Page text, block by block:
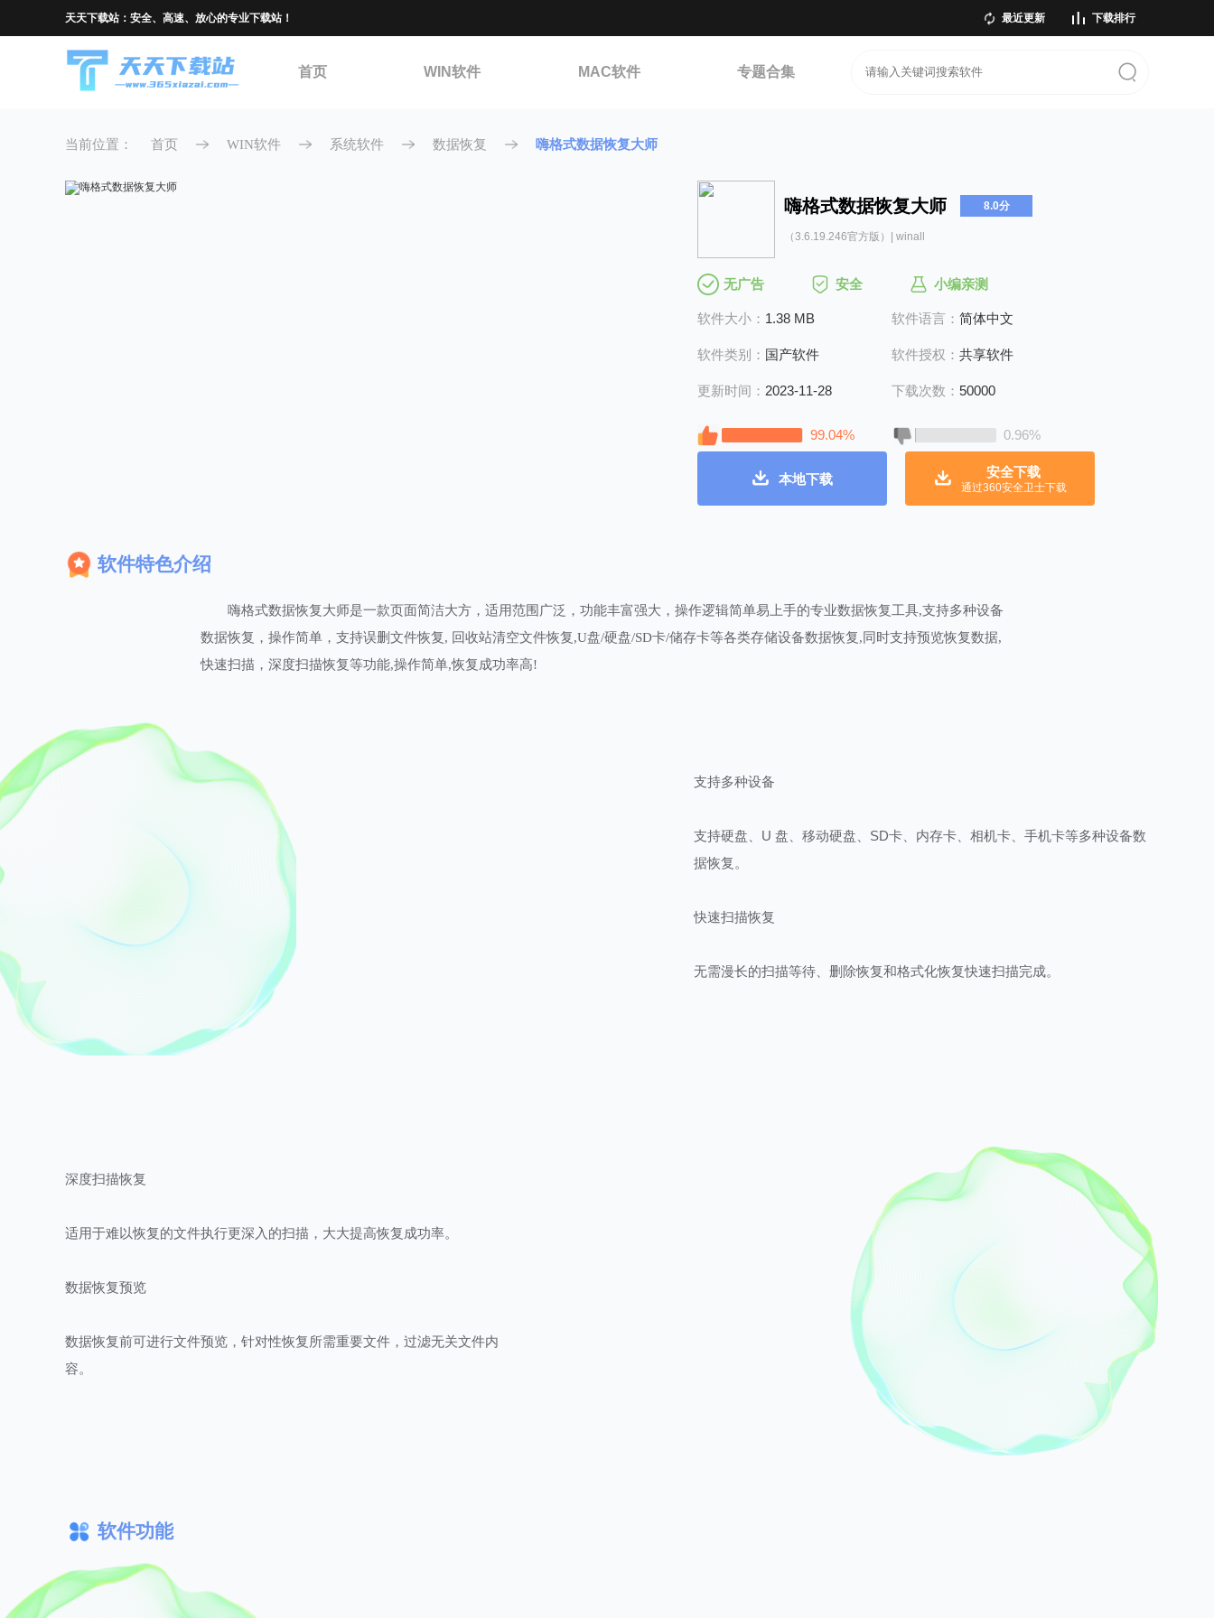
天天下载站：安全、高速、放心的专业下载站！ 最近更新 下载排行
首页 WIN软件 MAC软件 专题合集
当前位置： 首页 WIN软件 系统软件 数据恢复 嗨格式数据恢复大师
嗨格式数据恢复大师 8.0分
（3.6.19.246官方版）| winall
无广告 安全 小编亲测
软件大小： 1.38 MB 软件语言： 简体中文
软件类别： 国产软件 软件授权： 共享软件
更新时间： 2023-11-28 下载次数： 50000
99.04% 0.96%
本地下载 安全下载
通过360安全卫士下载
软件特色介绍
嗨格式数据恢复大师是一款页面简洁大方，适用范围广泛，功能丰富强大，操作逻辑简单易上手的专业数据恢复工具,支持多种设备
数据恢复，操作简单，支持误删文件恢复, 回收站清空文件恢复,U盘/硬盘/SD卡/储存卡等各类存储设备数据恢复,同时支持预览恢复数据,
快速扫描，深度扫描恢复等功能,操作简单,恢复成功率高!
支持多种设备
支持硬盘、U 盘、移动硬盘、SD卡、内存卡、相机卡、手机卡等多种设备数
据恢复。
快速扫描恢复
无需漫长的扫描等待、删除恢复和格式化恢复快速扫描完成。
深度扫描恢复
适用于难以恢复的文件执行更深入的扫描，大大提高恢复成功率。
数据恢复预览
数据恢复前可进行文件预览，针对性恢复所需重要文件，过滤无关文件内
容。
软件功能